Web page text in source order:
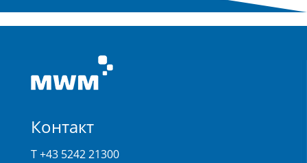
Контакт
T +43 5242 21300